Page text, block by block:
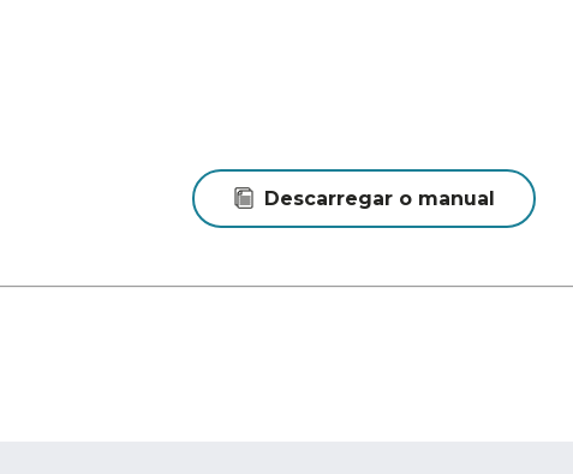
Descarregar o manual